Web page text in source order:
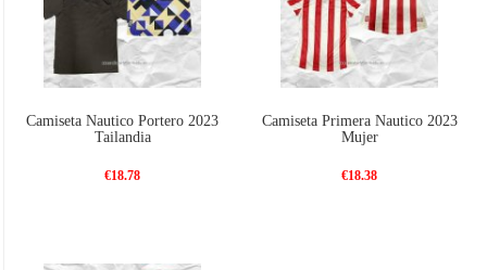
Camiseta Nautico Portero 2023
Tailandia
€18.78
Camiseta Primera Nautico 2023
Mujer
€18.38